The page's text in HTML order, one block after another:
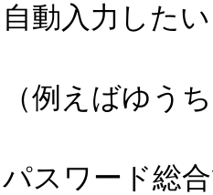
入力したい
ゆうちょ
ワード総合